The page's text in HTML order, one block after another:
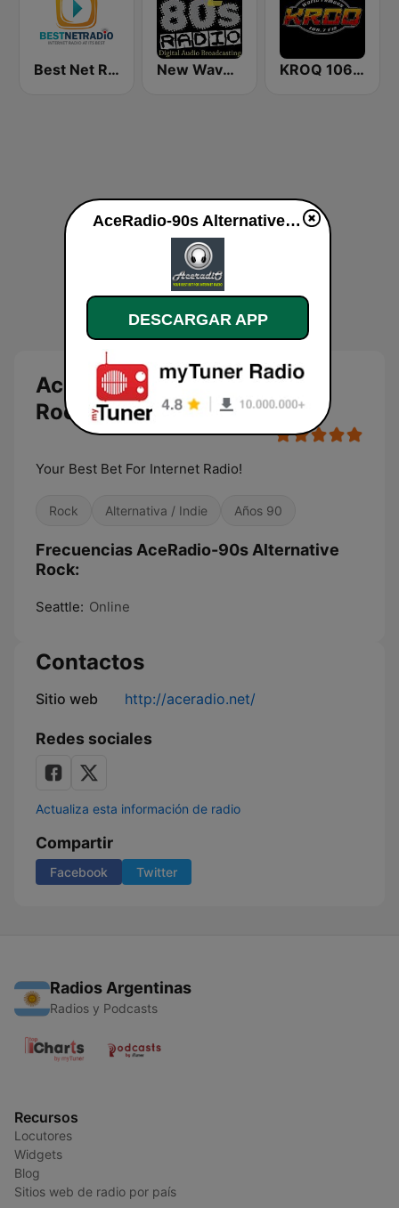
Best Net Radio - 90s Alternative Rock New Wave 80's Music Radio KROQ 106.7 FM (US Only)
AceRadio-90s Alternative
Rock
Your Best Bet For Internet Radio!
Rock Alternativa / Indie Años 90
Frecuencias AceRadio-90s Alternative
Rock:
Seattle: Online
Contactos
Sitio web http://aceradio.net/
Redes sociales
Actualiza esta información de radio
Compartir
Facebook Twitter
Radios Argentinas
Radios y Podcasts
Recursos
Locutores
Widgets
Blog
Sitios web de radio por país
AceRadio-90s Alternative Rock en vivo
DESCARGAR APP